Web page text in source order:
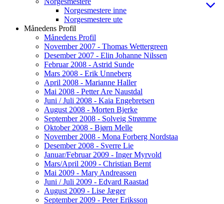
Norgesmestere inne
Norgesmestere ute
Månedens Profil
Månedens Profil
November 2007 - Thomas Wettergreen
Desember 2007 - Elin Johanne Nilssen
Februar 2008 - Astrid Sunde
Mars 2008 - Erik Unneberg
April 2008 - Marianne Haller
Mai 2008 - Petter Are Naustdal
Juni / Juli 2008 - Kaia Engebretsen
August 2008 - Morten Bjerke
September 2008 - Solveig Strømme
Oktober 2008 - Bjørn Melle
November 2008 - Mona Forberg Nordstaa
Desember 2008 - Sverre Lie
Januar/Februar 2009 - Inger Myrvold
Mars/April 2009 - Christian Bernt
Mai 2009 - Mary Andreassen
Juni / Juli 2009 - Edvard Raastad
August 2009 - Lise Jæger
September 2009 - Peter Eriksson